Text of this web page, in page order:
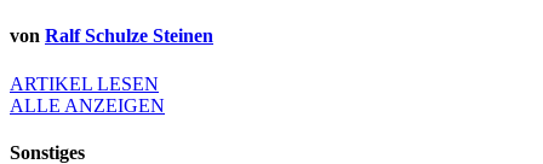
von Ralf Schulze Steinen
ARTIKEL LESEN
ALLE ANZEIGEN
Sonstiges